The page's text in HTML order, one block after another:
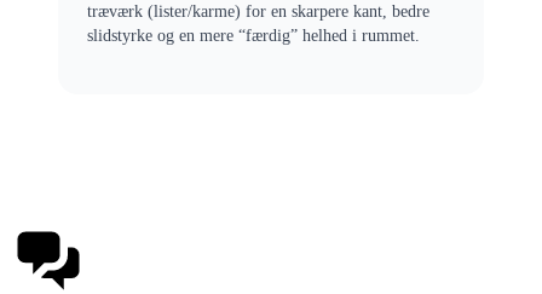
træværk (lister/karme) for en skarpere kant, bedre
slidstyrke og en mere “færdig” helhed i rummet.